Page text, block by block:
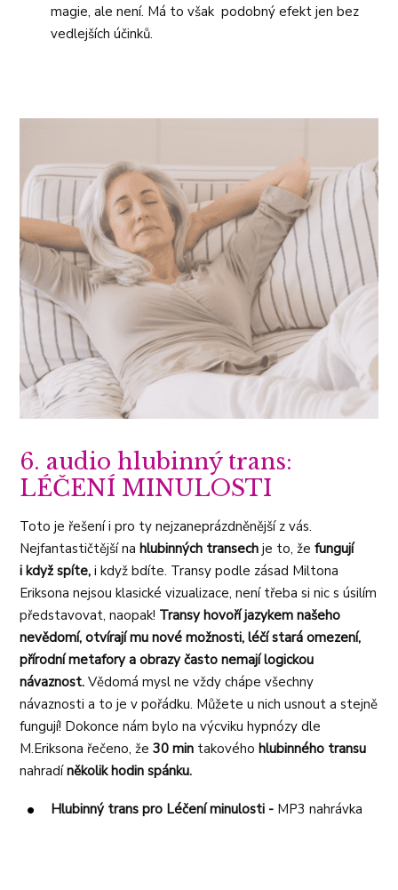
magie, ale není. Má to však podobný efekt jen bez
vedlejších účinků.
6. audio hlubinný trans:
LÉČENÍ MINULOSTI
Toto je řešení i pro ty nejzaneprázdněnější z vás.
Nejfantastičtější nahlubinných transech je to, žefungují
i když spíte, i když bdíte. Transy podle zásad Miltona
Eriksona nejsou klasické vizualizace, není třeba si nic s úsilím
představovat, naopak! Transy hovoří jazykem našeho
nevědomí, otvírají mu nové možnosti, léčí stará omezení,
přírodní metafory a obrazy často nemají logickou
návaznost. Vědomá mysl ne vždy chápe všechny
návaznosti a to je v pořádku. Můžete u nich usnout a stejně
fungují! Dokonce nám bylo na výcviku hypnózy dle
M.Eriksona řečeno, že30 min takovéhohlubinného transu
nahradíněkolik hodin spánku.
Hlubinný trans pro Léčení minulosti - MP3 nahrávka